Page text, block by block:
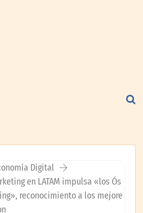
Digital
en LATAM impulsa «los Ós
reconocimiento a los mejore